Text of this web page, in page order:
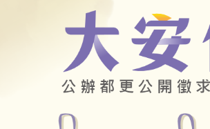
市更新中心 官網改版及網址更